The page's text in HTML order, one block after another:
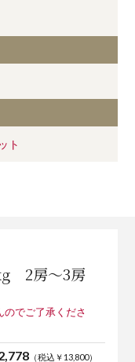
ト
2房～3房
でご了承くださ
（税込￥13,800）